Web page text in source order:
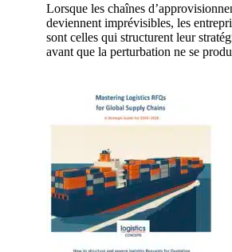
Lorsque les chaînes
deviennent imprévisibles, les
sont celles qui structurent leur
avant que la perturbation ne se